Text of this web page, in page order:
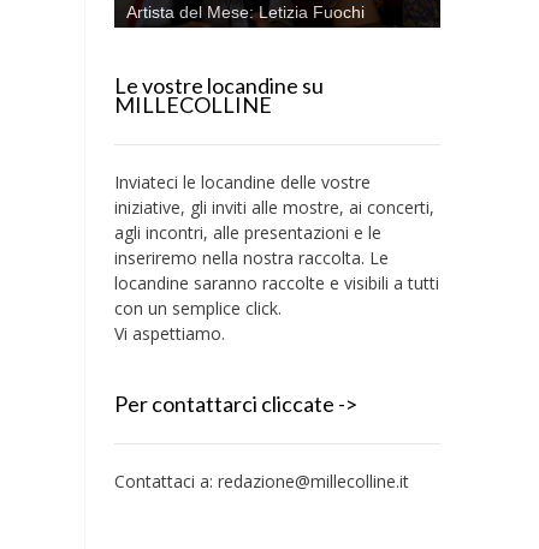
Artista del Mese: Letizia Fuochi
Le vostre locandine su
MILLECOLLINE
Inviateci le locandine delle vostre
iniziative, gli inviti alle mostre, ai concerti,
agli incontri, alle presentazioni e le
inseriremo nella nostra raccolta. Le
locandine saranno raccolte e visibili a tutti
con un semplice click.
Vi aspettiamo.
Per contattarci cliccate ->
Contattaci a: redazione@millecolline.it